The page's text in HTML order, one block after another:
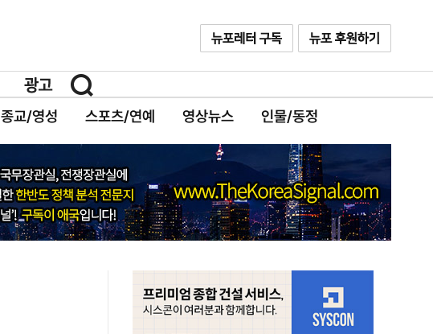
종교/영성 스포츠/연예 영상뉴스 인물/동정